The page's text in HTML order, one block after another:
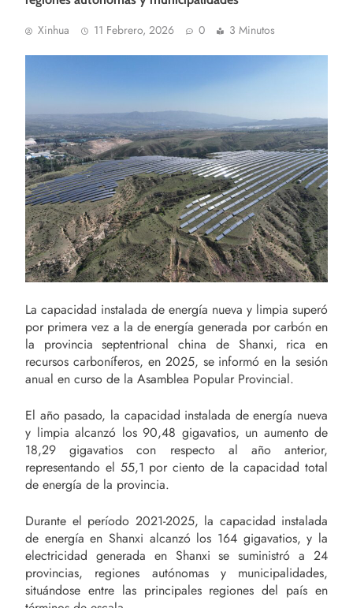
Xinhua 11 Febrero, 2026 0 3 Minutos
La capacidad instalada de energía nueva y limpia superó
por primera vez a la de energía generada por carbón en
la provincia septentrional china de Shanxi, rica en
recursos carboníferos, en 2025, se informó en la sesión
anual en curso de la Asamblea Popular Provincial.
El año pasado, la capacidad instalada de energía nueva
y limpia alcanzó los 90,48 gigavatios, un aumento de
18,29 gigavatios con respecto al año anterior,
representando el 55,1 por ciento de la capacidad total
de energía de la provincia.
Durante el período 2021-2025, la capacidad instalada
de energía en Shanxi alcanzó los 164 gigavatios, y la
electricidad generada en Shanxi se suministró a 24
provincias, regiones autónomas y municipalidades,
situándose entre las principales regiones del país en